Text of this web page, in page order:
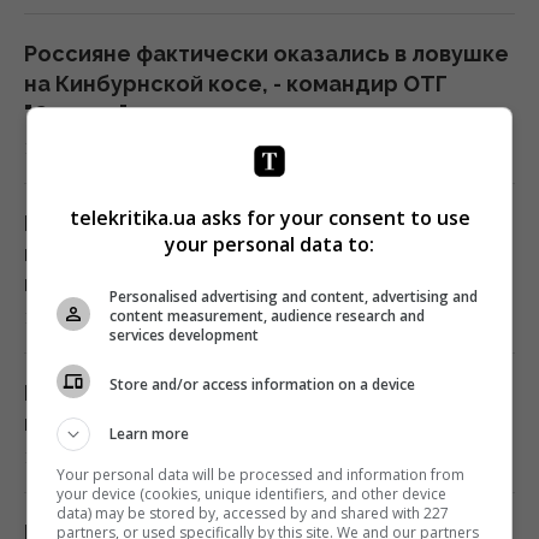
Россияне фактически оказались в ловушке
на Кинбурнской косе, - командир ОТГ
"Одесса"
19:12 воскресенье, 09 августа 2026
На месте Каховского водохранилища
происходит то, чего нет больше нигде в
мире, - ученые
18:55 воскресенье, 09 августа 2026
Известный ведущий выехал из Украины во
время войны: его заставили объясниться
18:50 воскресенье, 09 августа 2026
Куда исчезла с полок магазинов
telekritika.ua asks for your consent to use
your personal data to:
Personalised advertising and content, advertising and
content measurement, audience research and
services development
Store and/or access information on a device
Learn more
Your personal data will be processed and information from
your device (cookies, unique identifiers, and other device
data) may be stored by, accessed by and shared with 227
partners, or used specifically by this site. We and our partners